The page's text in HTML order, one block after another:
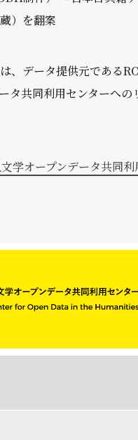
）を翻案
、データ提供元である
タ共同利用センターへの
学オープンデータ共同利